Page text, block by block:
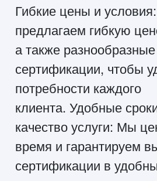
Гибкие цены и
предлагаем гибкую
а также
сертификации, чтобы
потребности каждого
клиента. Удобные
качество услуги: Мы
время и гарантируем
сертификации в